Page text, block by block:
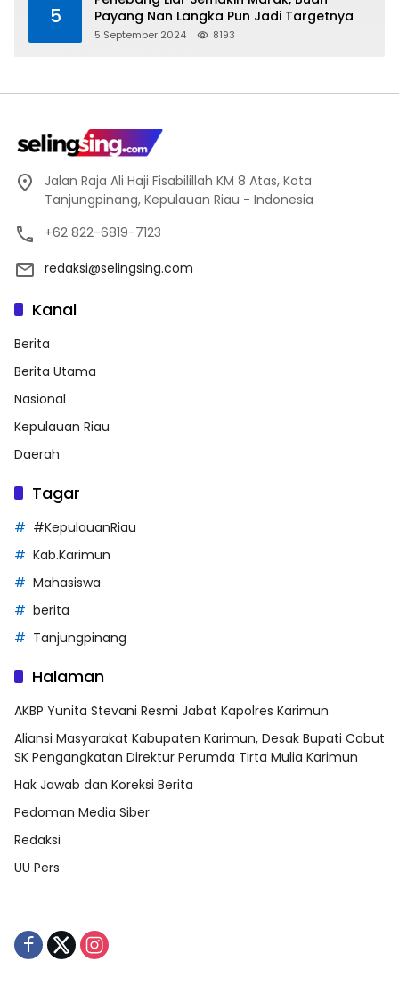
5
Payang Nan Langka Pun Jadi Targetnya
5 September 2024 8193
Jalan Raja Ali Haji Fisabilillah KM 8 Atas, Kota
Tanjungpinang, Kepulauan Riau - Indonesia
+62 822-6819-7123
redaksi@selingsing.com
Kanal
Berita
Berita Utama
Nasional
Kepulauan Riau
Daerah
Tagar
#KepulauanRiau
Kab.Karimun
Mahasiswa
berita
Tanjungpinang
Halaman
AKBP Yunita Stevani Resmi Jabat Kapolres Karimun
Aliansi Masyarakat Kabupaten Karimun, Desak Bupati Cabut
SK Pengangkatan Direktur Perumda Tirta Mulia Karimun
Hak Jawab dan Koreksi Berita
Pedoman Media Siber
Redaksi
UU Pers